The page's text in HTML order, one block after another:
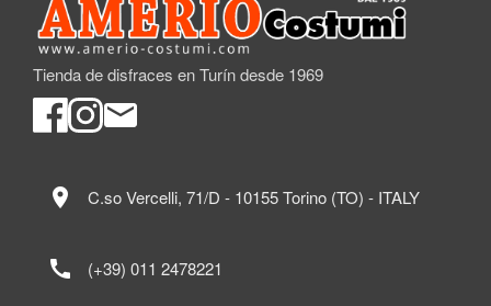
Tienda de disfraces en Turín desde 1969
location_on C.so Vercelli, 71/D - 10155 Torino (TO) - ITALY
call (+39) 011 2478221